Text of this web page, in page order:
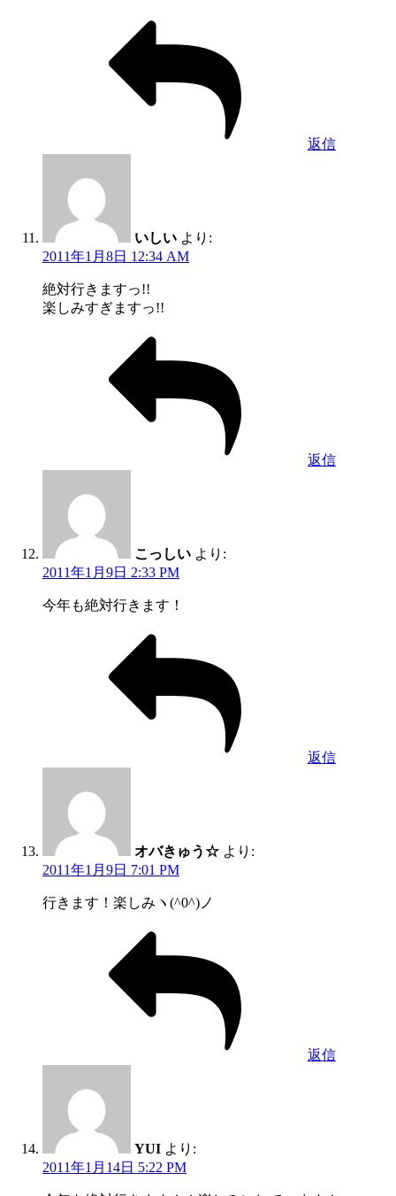
返信
いしい より:
2011年1月8日 12:34 AM
絶対行きますっ!!
楽しみすぎますっ!!
返信
こっしい より:
2011年1月9日 2:33 PM
今年も絶対行きます！
返信
オバきゅう☆ より:
2011年1月9日 7:01 PM
行きます！楽しみヽ(^0^)ノ
返信
YUI より:
2011年1月14日 5:22 PM